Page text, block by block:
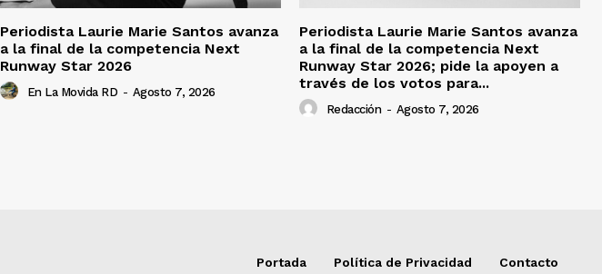
Periodista Laurie Marie Santos avanza
a la final de la competencia Next
Runway Star 2026
En La Movida RD - Agosto 7, 2026
Periodista Laurie Marie Santos avanza
a la final de la competencia Next
Runway Star 2026; pide la apoyen a
través de los votos para...
Redacción - Agosto 7, 2026
Portada Política de Privacidad Contacto